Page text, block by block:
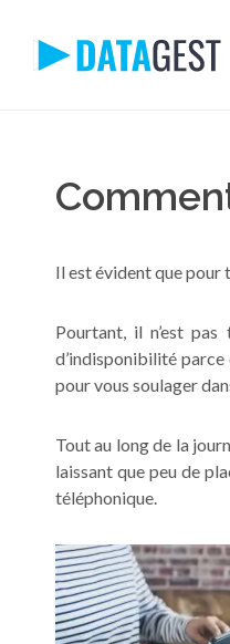
Il est évident que pour
Pourtant, il n’est
d’indisponibilité
pour vous soulager
Tout au long de la
laissant que peu de
téléphonique.